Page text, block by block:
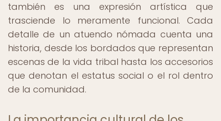
también es una expresión artística que
trasciende lo meramente funcional. Cada
detalle de un atuendo nómada cuenta una
historia, desde los bordados que representan
escenas de la vida tribal hasta los accesorios
que denotan el estatus social o el rol dentro
de la comunidad.